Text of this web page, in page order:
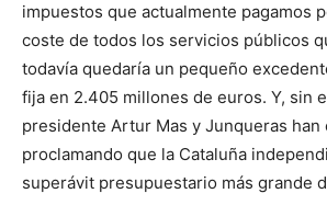
impuestos que actualmente pagamos
coste de todos los servicios públicos
todavía quedaría un pequeño
fija en 2.405 millones de euros. Y, sin
presidente Artur Mas y Junqueras han
proclamando que la Cataluña
superávit presupuestario más grande